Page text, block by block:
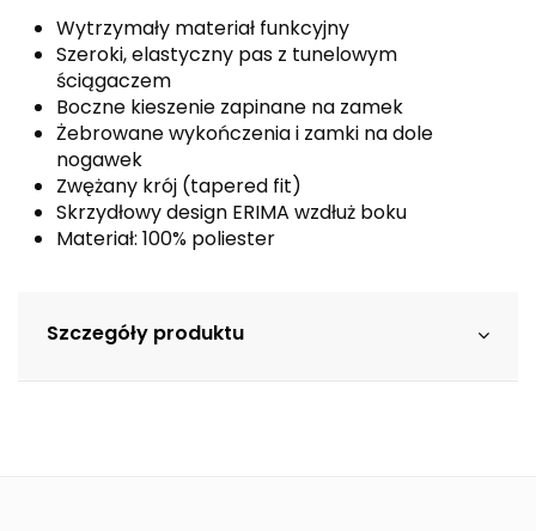
Wytrzymały materiał funkcyjny
Szeroki, elastyczny pas z tunelowym
ściągaczem
Boczne kieszenie zapinane na zamek
Żebrowane wykończenia i zamki na dole
nogawek
Zwężany krój (tapered fit)
Skrzydłowy design ERIMA wzdłuż boku
Materiał: 100% poliester
Szczegóły produktu